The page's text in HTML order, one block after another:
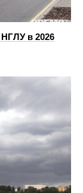
в 2026